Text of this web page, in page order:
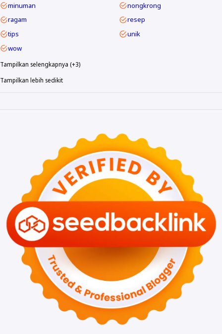
minuman
nongkrong
ragam
resep
tips
unik
wow
Tampilkan selengkapnya (+3)
Tampilkan lebih sedikit